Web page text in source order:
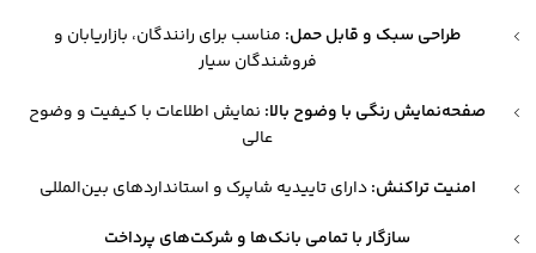
طراحی سبک و قابل حمل: مناسب برای رانندگان، بازاریابان و
فروشندگان سیار
صفحه‌نمایش رنگی با وضوح بالا: نمایش اطلاعات با کیفیت و وضوح
عالی
امنیت تراکنش:دارای تاییدیه شاپرک و استانداردهای بین‌المللی
سازگار با تمامی بانک‌ها و شرکت‌های پرداخت